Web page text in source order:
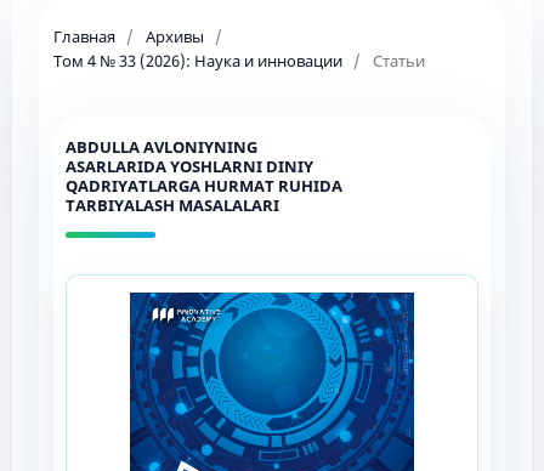
Главная / Архивы
/
Том 4 № 33 (2026): Наука и инновации / Статьи
ABDULLA AVLONIYNING
ASARLARIDA YOSHLARNI DINIY
QADRIYATLARGA HURMAT RUHIDA
TARBIYALASH MASALALARI